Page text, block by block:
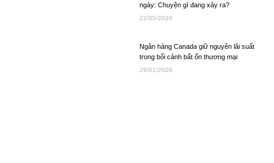
ngày: Chuyện gì đang xảy ra?
22/05/2026
Ngân hàng Canada giữ nguyên lãi suất
trong bối cảnh bất ổn thương mại
29/01/2026